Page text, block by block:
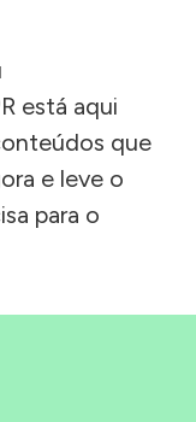
está aqui
que
e leve o
para o